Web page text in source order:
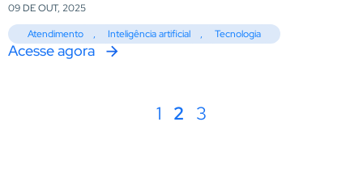
09 DE OUT, 2025
Atendimento
, Inteligência artificial , Tecnologia
Acesse agora
1 2 3